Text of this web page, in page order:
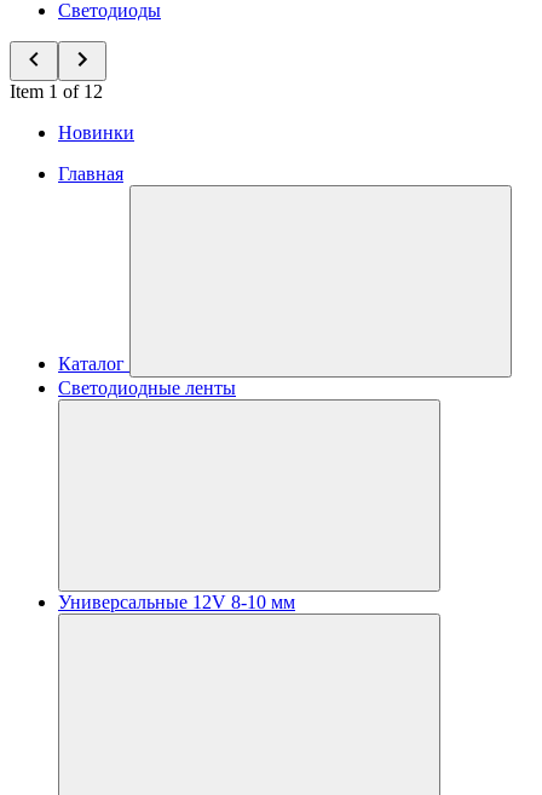
Светодиоды
Item 1 of 12
Новинки
Главная
Каталог
Светодиодные ленты
Универсальные 12V 8-10 мм